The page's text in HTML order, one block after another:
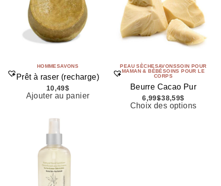
HOMMESAVONS
Prêt à raser (recharge)
10,49$
Ajouter au panier
PEAU SÈCHESAVONSSOIN POUR
MAMAN & BÉBÉSOINS POUR LE
CORPS
Beurre Cacao Pur
6,99$38,59$
Choix des options